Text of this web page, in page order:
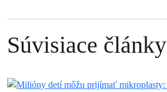
Súvisiace články